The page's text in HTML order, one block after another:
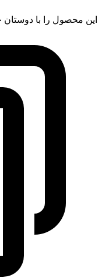
این محصول را با دوستان